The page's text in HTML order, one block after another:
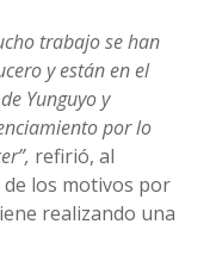
trabajo se han
y están en el
Yunguyo y
por lo
refirió, al
los motivos por
realizando una